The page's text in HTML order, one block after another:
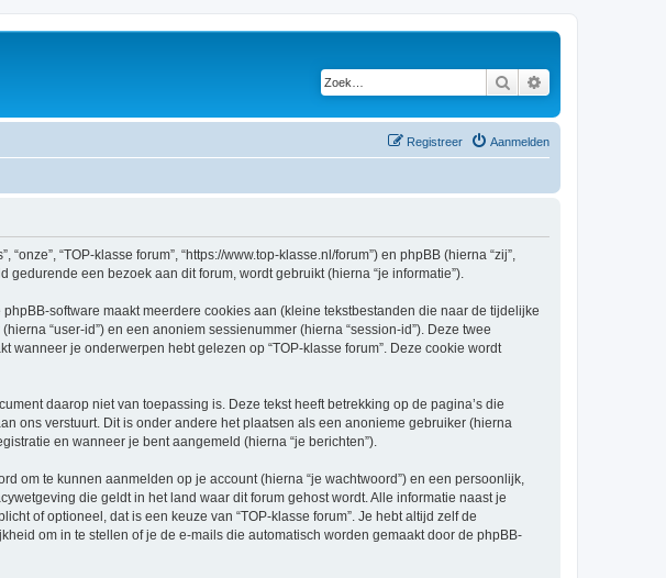
Zoek
Aanmelden
Registreer
“TOP-klasse forum”, “https://www.top-klasse.nl/forum”) en phpBB (hierna “zij”,
gedurende een bezoek aan dit forum, wordt gebruikt (hierna “je informatie”).
software maakt meerdere cookies aan (kleine tekstbestanden die naar de tijdelijke
“user-id”) en een anoniem sessienummer (hierna “session-id”). Deze twee
je onderwerpen hebt gelezen op “TOP-klasse forum”. Deze cookie wordt
daarop niet van toepassing is. Deze tekst heeft betrekking op de pagina’s die
ons verstuurt. Dit is onder andere het plaatsen als een anonieme gebruiker (hierna
en wanneer je bent aangemeld (hierna “je berichten”).
om te kunnen aanmelden op je account (hierna “je wachtwoord”) en een persoonlijk,
die geldt in het land waar dit forum gehost wordt. Alle informatie naast je
of optioneel, dat is een keuze van “TOP-klasse forum”. Je hebt altijd zelf de
om in te stellen of je de e-mails die automatisch worden gemaakt door de phpBB-